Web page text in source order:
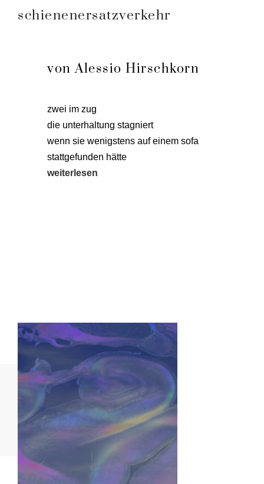
schienenersatzverkehr
von Alessio Hirschkorn
zwei im zug
die unter­hal­tung sta­gniert
wenn sie wenigs­tens auf einem sofa
statt­ge­fun­den hät­te
wei­ter­le­sen